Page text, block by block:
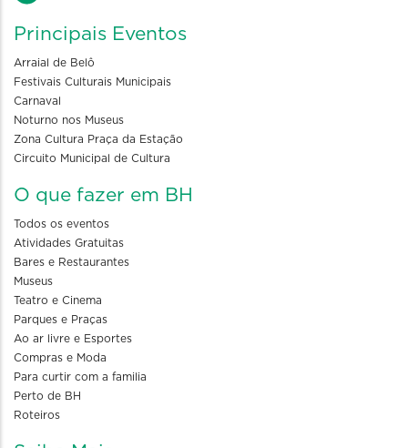
Principais Eventos
Arraial de Belô
Festivais Culturais Municipais
Carnaval
Noturno nos Museus
Zona Cultura Praça da Estação
Circuito Municipal de Cultura
O que fazer em BH
Todos os eventos
Atividades Gratuitas
Bares e Restaurantes
Museus
Teatro e Cinema
Parques e Praças
Ao ar livre e Esportes
Compras e Moda
Para curtir com a familia
Perto de BH
Roteiros